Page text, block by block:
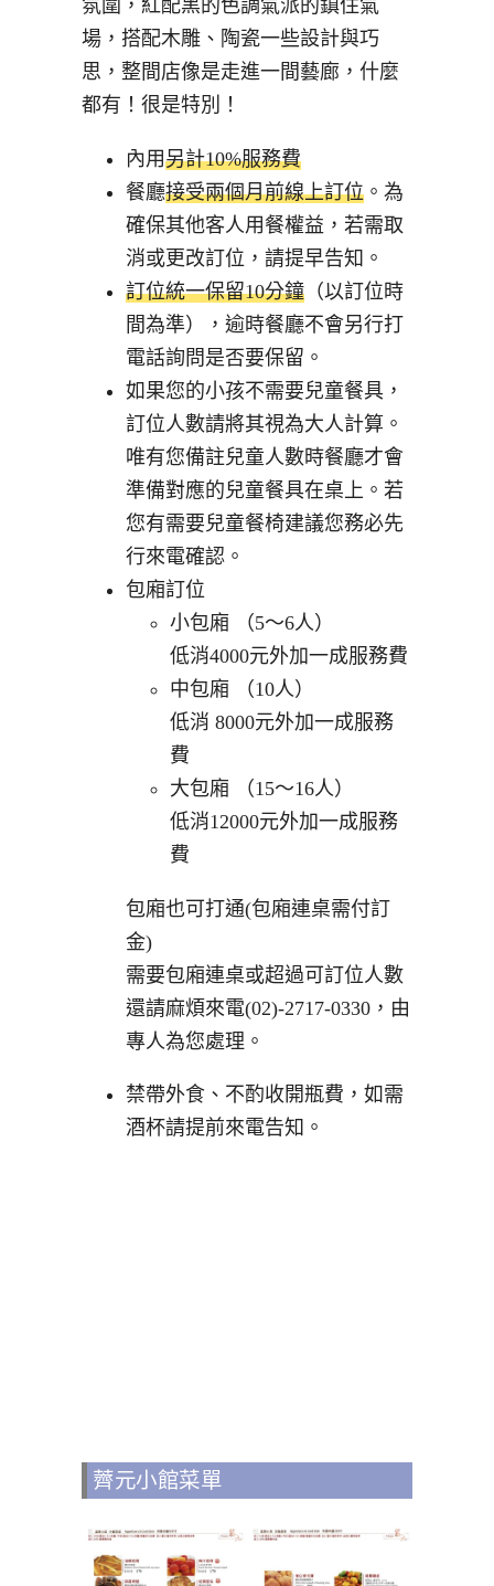
氛圍，紅配黑的色調氣派的鎮住氣
場，搭配木雕、陶瓷一些設計與巧
思，整間店像是走進一間藝廊，什麼
都有！很是特別！
內用另計10%服務費
餐廳接受兩個月前線上訂位 。為
確保其他客人用餐權益，若需取
消或更改訂位，請提早告知。
訂位統一保留10分鐘 （以訂位時
間為準），逾時餐廳不會另行打
電話詢問是否要保留。
如果您的小孩不需要兒童餐具，
訂位人數請將其視為大人計算。
唯有您備註兒童人數時餐廳才會
準備對應的兒童餐具在桌上。若
您有需要兒童餐椅建議您務必先
行來電確認。
包廂訂位
小包廂 （5～6人）
低消4000元外加一成服務費
中包廂 （10人）
低消 8000元外加一成服務
費
大包廂 （15～16人）
低消12000元外加一成服務
費
包廂也可打通(包廂連桌需付訂
金)
需要包廂連桌或超過可訂位人數
還請麻煩來電(02)-2717-0330，由
專人為您處理。
禁帶外食、不酌收開瓶費，如需
酒杯請提前來電告知。
薺元小館菜單